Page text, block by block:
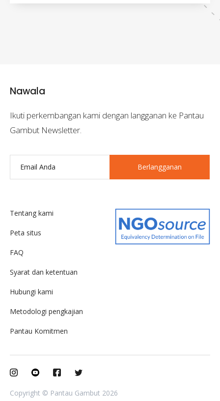
Nawala
Ikuti perkembangan kami dengan langganan ke Pantau
Gambut Newsletter.
Berlangganan
Tentang kami
Peta situs
FAQ
Syarat dan ketentuan
Hubungi kami
Metodologi pengkajian
Pantau Komitmen
Copyright © Pantau Gambut 2026